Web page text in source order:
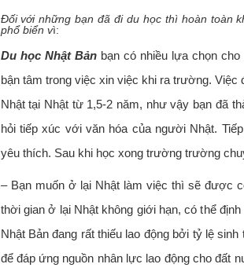
Đối với những bạn đã đi du học thì hoàn toàn
phổ biển vì:
Du học Nhật Bảnbạn có nhiều lựa chọn cho
bận tâm trong việc xin việc khi ra trường. Việc
Nhật tại Nhật từ 1,5-2 năm, như vậy bạn đã
hỏi tiếp xúc với văn hóa của người Nhật.
yêu thích. Sau khi học xong trường trường
– Bạn muốn ở lại Nhật làm việc thì sẽ được
thời gian ở lại Nhật không giới hạn, có thể
Nhật Bản đang rất thiếu lao động bởi tỷ lệ
để đáp ứng nguồn nhân lực lao động cho đất